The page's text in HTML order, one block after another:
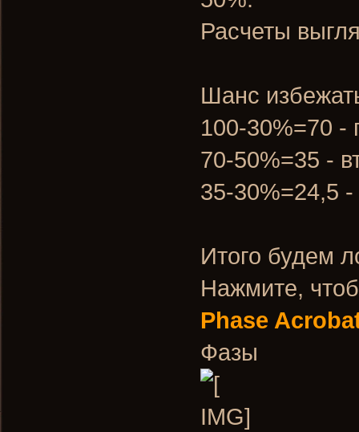
Расчеты
Шанс
100-30%=70 -
70-50%=35 -
35-30%=24,5 -
Итого будем
Нажмите,
Phase
Фазы